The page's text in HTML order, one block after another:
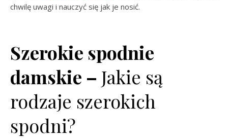
chwilę uwagi i nauczyć się jak je nosić.
Szerokie spodnie
damskie – Jakie są
rodzaje szerokich
spodni?